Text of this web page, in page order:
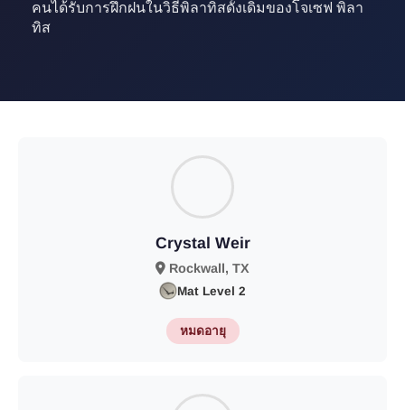
คนได้รับการฝึกฝนในวิธีพิลาทิสดั้งเดิมของโจเซฟ พิลา
ทิส
Crystal Weir
Rockwall, TX
Mat Level 2
หมดอายุ